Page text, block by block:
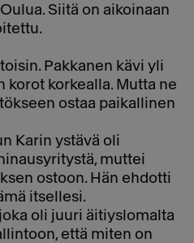
Siitä on aikoinaan
Pakkanen kävi yli
korot korkealla. Mutta ne
ostaa paikallinen
Karin ystävä oli
muttei
ostoon. Hän ehdotti
itsellesi.
oli juuri äitiyslomalta
että miten on